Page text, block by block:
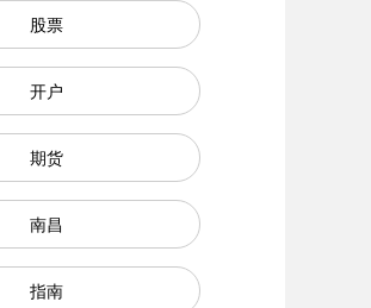
股票
开户
期货
南昌
指南